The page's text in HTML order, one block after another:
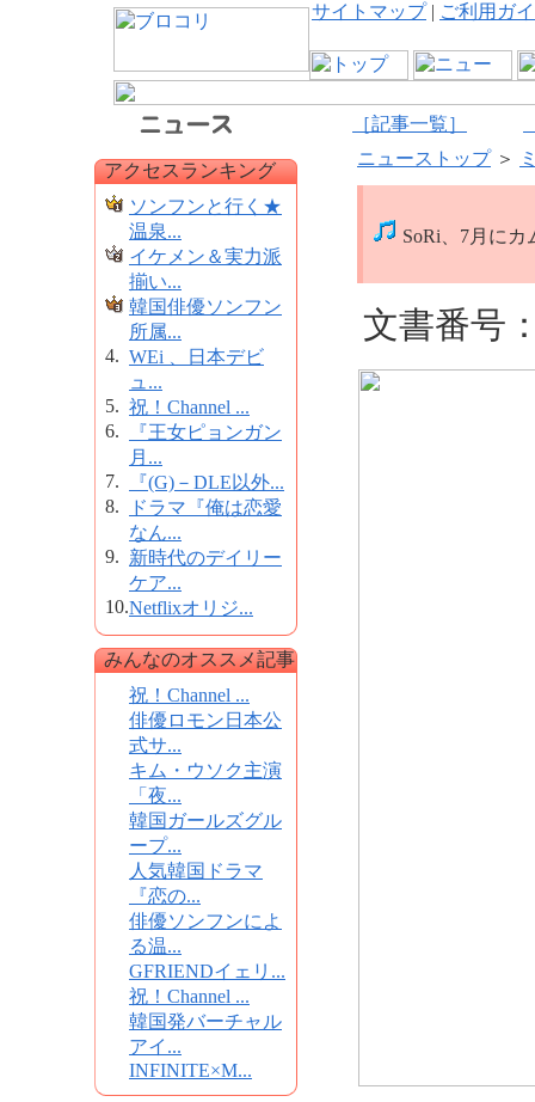
サイトマップ| ご利用ガ
［記事一覧］
アクセスランキング
ソンフンと行く★
温泉...
イケメン＆実力派
揃い...
韓国俳優ソンフン
所属...
4. WEi 、日本デビ
ュ...
5. 祝！Channel ...
6.
『王女ピョンガン
月...
7.
『(G)－DLE以外...
8.
ドラマ『俺は恋愛
なん...
9. 新時代のデイリー
ケア...
10.Netflixオリジ...
みんなのオススメ記事
祝！Channel ...
俳優ロモン日本公
式サ...
キム・ウソク主演
「夜...
韓国ガールズグル
ープ...
人気韓国ドラマ
『恋の...
俳優ソンフンによ
る温...
GFRIENDイェリ...
祝！Channel ...
韓国発バーチャル
アイ...
INFINITE×M...
ニューストップ＞
SoRi、7月に
文書番号